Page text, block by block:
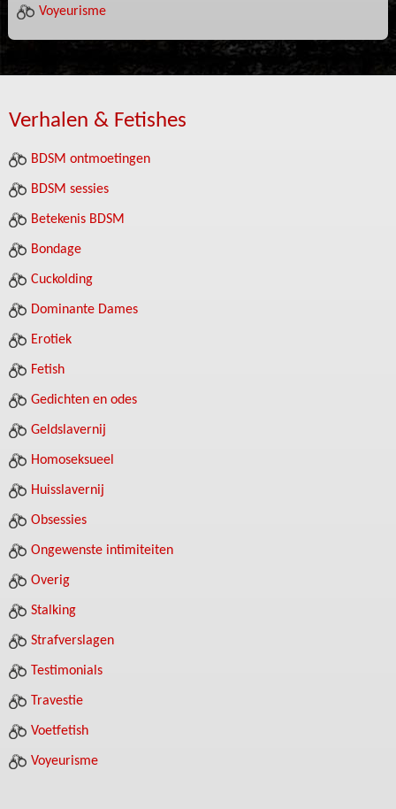
Voyeurisme
Verhalen & Fetishes
BDSM ontmoetingen
BDSM sessies
Betekenis BDSM
Bondage
Cuckolding
Dominante Dames
Erotiek
Fetish
Gedichten en odes
Geldslavernij
Homoseksueel
Huisslavernij
Obsessies
Ongewenste intimiteiten
Overig
Stalking
Strafverslagen
Testimonials
Travestie
Voetfetish
Voyeurisme